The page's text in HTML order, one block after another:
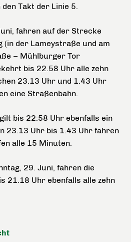
Takt der Linie 5.
fahren auf der Strecke
(in der Lameystraße und am
– Mühlburger Tor
bis 22.58 Uhr alle zehn
23.13 Uhr und 1.43 Uhr
eine Straßenbahn.
bis 22:58 Uhr ebenfalls ein
23.13 Uhr bis 1.43 Uhr fahren
alle 15 Minuten.
29. Juni, fahren die
21.18 Uhr ebenfalls alle zehn